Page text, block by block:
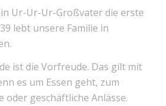
Ur-Ur-Ur-Großvater die erste
lebt unsere Familie in
ist die Vorfreude. Das gilt mit
es um Essen geht, zum
oder geschäftliche Anlässe.